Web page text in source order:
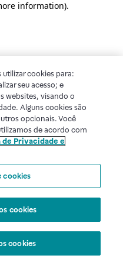
information).
cookies para:
seu acesso; e
websites, visando o
Alguns cookies são
opcionais. Você
de acordo com
de Privacidade e
cookies
cookies
cookies